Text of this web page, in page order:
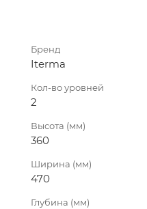
Бренд
Iterma
Кол-во уровней
2
Высота (мм)
360
Ширина (мм)
470
Глубина (мм)